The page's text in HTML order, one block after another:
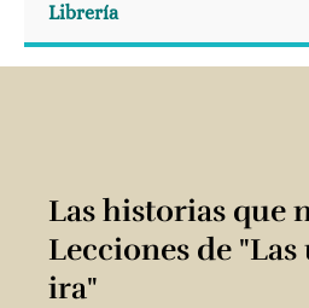
Librería
Las historias que
Lecciones de "Las
ira"